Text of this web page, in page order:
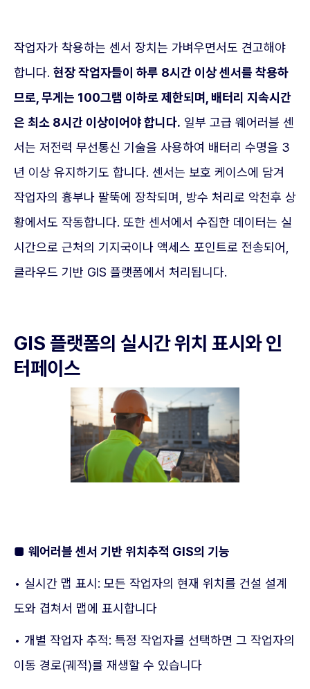
작업자가 착용하는 센서 장치는 가벼우면서도 견고해야
합니다. 현장 작업자들이 하루 8시간 이상 센서를 착용하
므로, 무게는 100그램 이하로 제한되며, 배터리 지속시간
은 최소 8시간 이상이어야 합니다. 일부 고급 웨어러블 센
서는 저전력 무선통신 기술을 사용하여 배터리 수명을 3
년 이상 유지하기도 합니다. 센서는 보호 케이스에 담겨
작업자의 흉부나 팔뚝에 장착되며, 방수 처리로 악천후 상
황에서도 작동합니다. 또한 센서에서 수집한 데이터는 실
시간으로 근처의 기지국이나 액세스 포인트로 전송되어,
클라우드 기반 GIS 플랫폼에서 처리됩니다.
GIS 플랫폼의 실시간 위치 표시와 인
터페이스
■ 웨어러블 센서 기반 위치추적 GIS의 기능
• 실시간 맵 표시: 모든 작업자의 현재 위치를 건설 설계
도와 겹쳐서 맵에 표시합니다
• 개별 작업자 추적: 특정 작업자를 선택하면 그 작업자의
이동 경로(궤적)를 재생할 수 있습니다